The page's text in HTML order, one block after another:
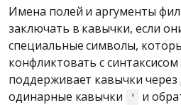
Имена полей и аргументы
заключать в кавычки, если
специальные символы,
конфликтовать с
поддерживает кавычки
одинарные кавычки
' и